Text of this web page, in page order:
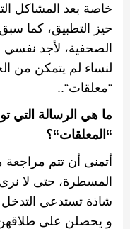
خاصة بعد المشاكل
حيز التطبيق، كما
الصحفية، لأجد
لنساء لم يتمكن من
“معلقات“
..
ما هي الرسالة التي
“ المعلقات“؟
أتمنى أن تتم مراجعة
المسطرة، حتى لا
شاذة تستدعي التدخل
و يحصلن على